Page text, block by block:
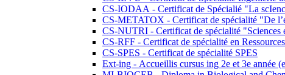
CS-IODAA - Certificat de Spécialié "La
CS-METATOX - Certificat de spécialité "De
CS-NUTRI - Certificat de spécialité "Sciences
CS-RFF - Certificat de spécialité en
CS-SPES - Certificat de spécialité SPES
Ext-ing - Accueillis cursus ing 2e et 3e année